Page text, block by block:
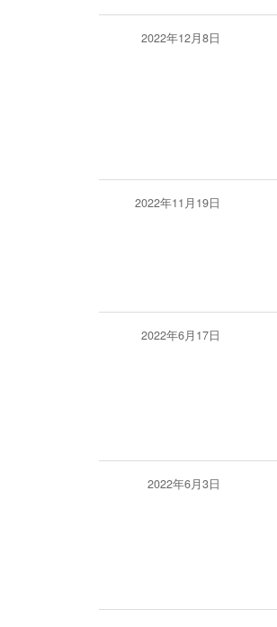
2022年12月8日
2022年11月19日
2022年6月17日
2022年6月3日